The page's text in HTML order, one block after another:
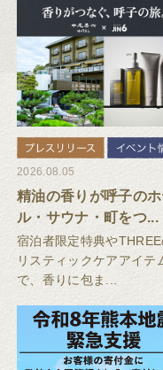
2026.08.05
精油の香りが呼子の
ル・サウナ・町をつ...
宿泊者限定特典や
リスティックケアアイテ
で、香りに包ま...